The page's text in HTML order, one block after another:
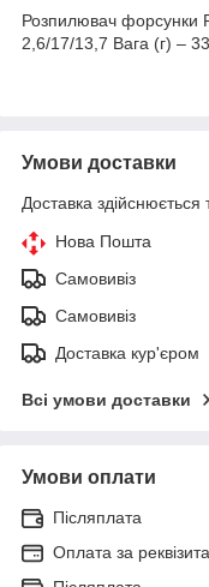
Розпилювач форсунки
2,6/17/13,7 Вага (г) – 33
Умови доставки
Доставка здійснюється
Нова Пошта
Самовивіз
Самовивіз
Доставка кур'єром
Всі умови доставки
Умови оплати
Післяплата
Оплата за